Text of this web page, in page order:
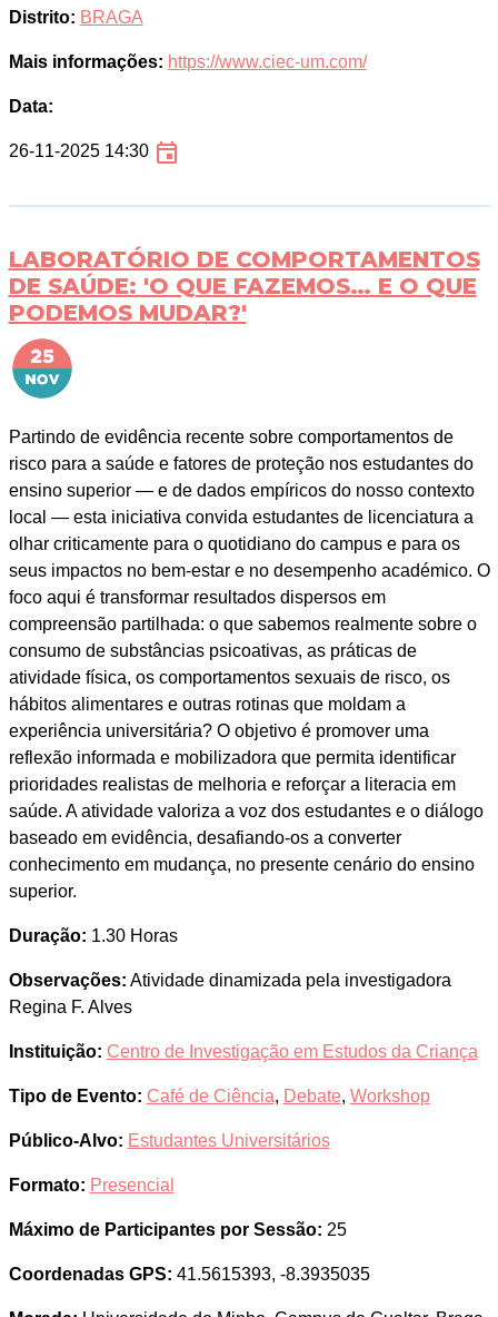
Distrito: BRAGA
Mais informações: https://www.ciec-um.com/
Data:
26-11-2025 14:30
LABORATÓRIO DE COMPORTAMENTOS
DE SAÚDE: 'O QUE FAZEMOS… E O QUE
PODEMOS MUDAR?'
Partindo de evidência recente sobre comportamentos de
risco para a saúde e fatores de proteção nos estudantes do
ensino superior — e de dados empíricos do nosso contexto
local — esta iniciativa convida estudantes de licenciatura a
olhar criticamente para o quotidiano do campus e para os
seus impactos no bem-estar e no desempenho académico. O
foco aqui é transformar resultados dispersos em
compreensão partilhada: o que sabemos realmente sobre o
consumo de substâncias psicoativas, as práticas de
atividade física, os comportamentos sexuais de risco, os
hábitos alimentares e outras rotinas que moldam a
experiência universitária? O objetivo é promover uma
reflexão informada e mobilizadora que permita identificar
prioridades realistas de melhoria e reforçar a literacia em
saúde. A atividade valoriza a voz dos estudantes e o diálogo
baseado em evidência, desafiando-os a converter
conhecimento em mudança, no presente cenário do ensino
superior.
Duração: 1.30 Horas
Observações: Atividade dinamizada pela investigadora
Regina F. Alves
Instituição: Centro de Investigação em Estudos da Criança
Tipo de Evento: Café de Ciência, Debate, Workshop
Público-Alvo: Estudantes Universitários
Formato: Presencial
Máximo de Participantes por Sessão: 25
Coordenadas GPS: 41.5615393, -8.3935035